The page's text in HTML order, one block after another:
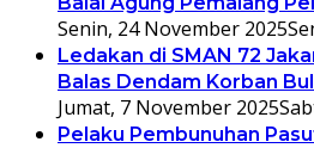
Senin, 24 November 2025
Ledakan di SMAN 72
Balas Dendam Korban
Jumat, 7 November 2025
Pelaku Pembunuhan